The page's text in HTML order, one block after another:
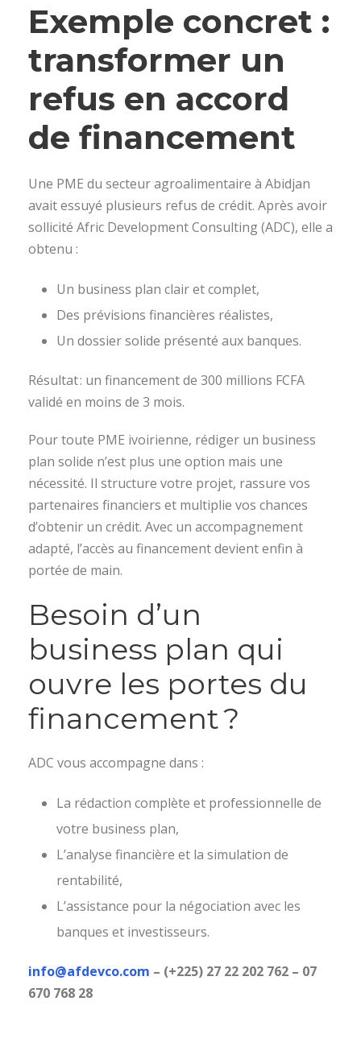
Exemple concret :
transformer un
refus en accord
de financement
Une PME du secteur agroalimentaire à Abidjan
avait essuyé plusieurs refus de crédit. Après avoir
sollicité Afric Development Consulting (ADC), elle a
obtenu :
Un business plan clair et complet,
Des prévisions financières réalistes,
Un dossier solide présenté aux banques.
Résultat : un financement de 300 millions FCFA
validé en moins de 3 mois.
Pour toute PME ivoirienne, rédiger un business
plan solide n’est plus une option mais une
nécessité. Il structure votre projet, rassure vos
partenaires financiers et multiplie vos chances
d’obtenir un crédit. Avec un accompagnement
adapté, l’accès au financement devient enfin à
portée de main.
Besoin d’un
business plan qui
ouvre les portes du
financement ?
ADC vous accompagne dans :
La rédaction complète et professionnelle de
votre business plan,
L’analyse financière et la simulation de
rentabilité,
L’assistance pour la négociation avec les
banques et investisseurs.
info@afdevco.com – (+225) 27 22 202 762 – 07
670 768 28